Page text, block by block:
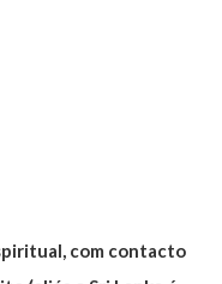
com contacto